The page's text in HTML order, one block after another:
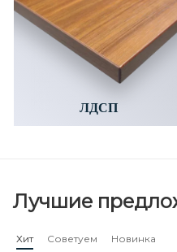
ЛДСП
Лучшие
Хит Советуем Новинка